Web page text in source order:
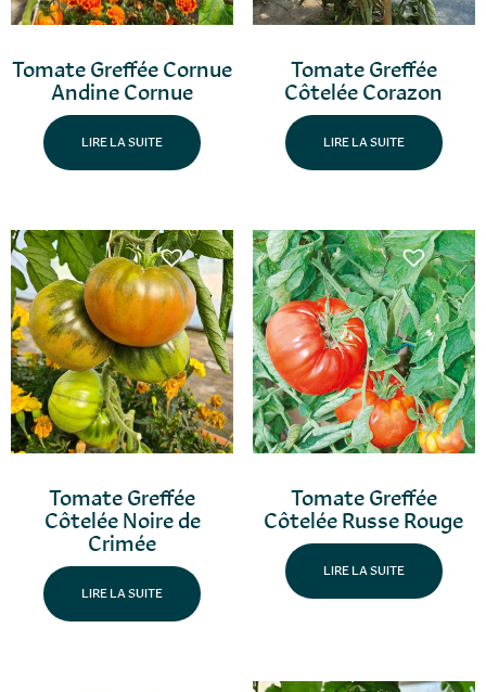
Tomate Greffée Cornue
Andine Cornue
LIRE LA SUITE
Tomate Greffée
Côtelée Corazon
LIRE LA SUITE
Tomate Greffée
Côtelée Noire de
Crimée
LIRE LA SUITE
Tomate Greffée
Côtelée Russe Rouge
LIRE LA SUITE